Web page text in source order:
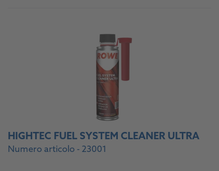
HIGHTEC FUEL SYSTEM CLEANER ULTRA
Numero articolo - 23001